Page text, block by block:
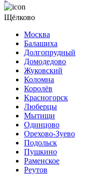
Щёлково
Москва
Балашиха
Долгопрудный
Домодедово
Жуковский
Коломна
Королёв
Красногорск
Люберцы
Мытищи
Одинцово
Орехово-Зуево
Подольск
Пушкино
Раменское
Реутов